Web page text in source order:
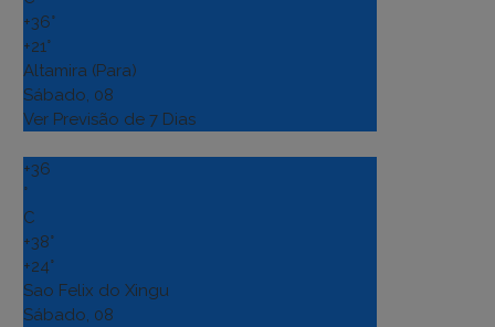
+36°
+21°
Altamira (Para)
Sábado, 08
Ver Previsão de 7 Dias
+36
°
C
+38°
+24°
Sao Felix do Xingu
Sábado, 08